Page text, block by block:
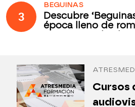
3
BEGUINAS
Descubre
época lleno de
Cursos